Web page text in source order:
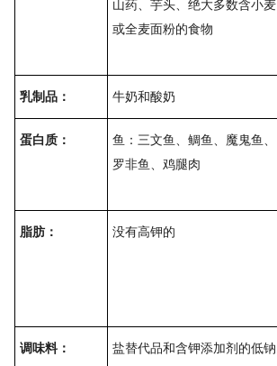
山药、芋头、绝大多数含小麦
或全麦面粉的食物
乳制品： 牛奶和酸奶
蛋白质：
鱼：三文鱼、鲷鱼、魔鬼鱼、
罗非鱼、鸡腿肉
脂肪： 没有高钾的
调味料：
盐替代品和含钾添加剂的低钠